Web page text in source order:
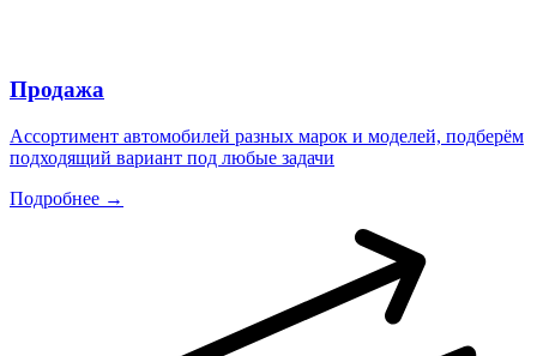
Продажа
Ассортимент автомобилей разных марок и моделей, подберём
подходящий вариант под любые задачи
Подробнее →